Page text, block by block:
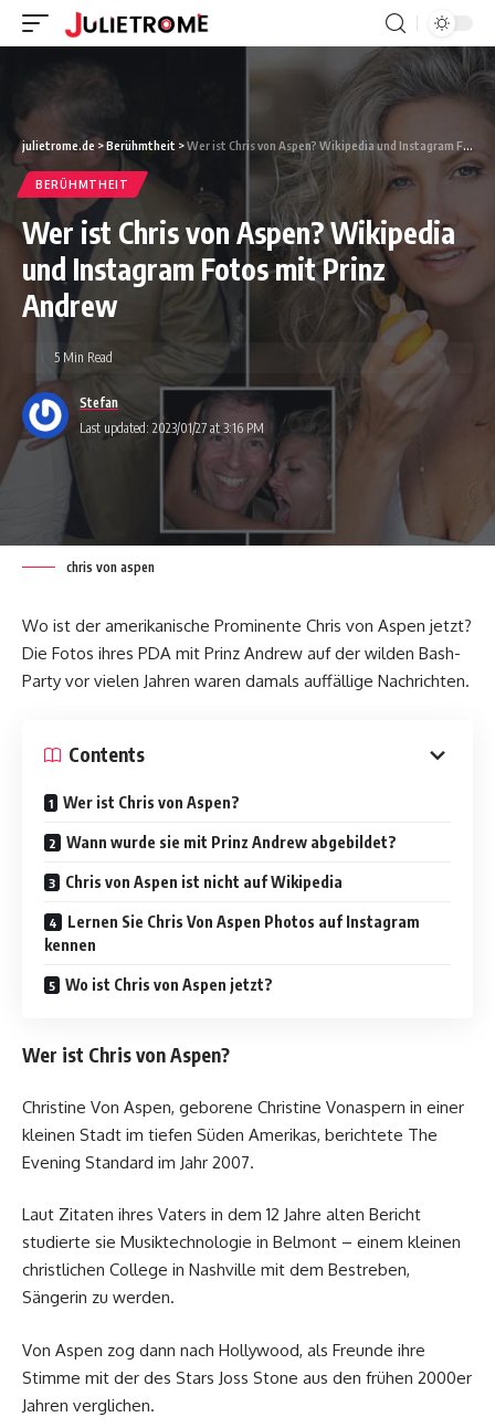
julietrome.de >Berühmtheit >Wer ist Chris von Aspen? Wikipedia und Instagram Fotos mit Prinz Andrew
BERÜHMTHEIT
Wer ist Chris von Aspen? Wikipedia
und Instagram Fotos mit Prinz
Andrew
Last updated: 2023/01/27 at 3:16 PM
Stefan
5 Min Read
chris von aspen
Wo ist der amerikanische Prominente Chris von Aspen jetzt?
Die Fotos ihres PDA mit Prinz Andrew auf der wilden Bash-
Party vor vielen Jahren waren damals auffällige Nachrichten.
Contents
Wer ist Chris von Aspen?
Wann wurde sie mit Prinz Andrew abgebildet?
Chris von Aspen ist nicht auf Wikipedia
Lernen Sie Chris Von Aspen Photos auf Instagram
kennen
Wo ist Chris von Aspen jetzt?
Wer ist Chris von Aspen?
Christine Von Aspen, geborene Christine Vonaspern in einer
kleinen Stadt im tiefen Süden Amerikas, berichtete The
Evening Standard im Jahr 2007.
Laut Zitaten ihres Vaters in dem 12 Jahre alten Bericht
studierte sie Musiktechnologie in Belmont – einem kleinen
christlichen College in Nashville mit dem Bestreben,
Sängerin zu werden.
Von Aspen zog dann nach Hollywood, als Freunde ihre
Stimme mit der des Stars Joss Stone aus den frühen 2000er
Jahren verglichen.